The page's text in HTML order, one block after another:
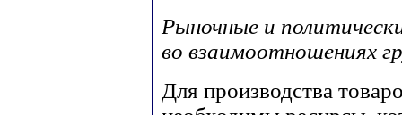
Рыночные и
во взаимоотношениях
Для производства